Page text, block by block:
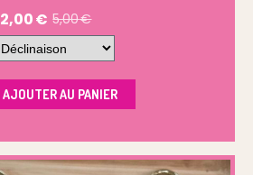
2,00€ 5,00€
AJOUTER AU PANIER